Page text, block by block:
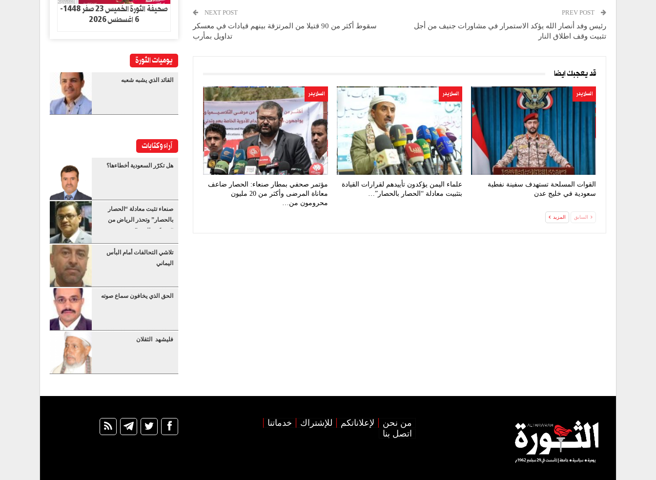
رئيس وفد أنصار الله يؤكد الاستمرار في مشاورات جنيف من أجل
تثبيت وقف اطلاق النار
NEXT POST
سقوط أكثر من 90 قتيلا من المرتزقة بينهم قيادات في معسكر
تداويل بمأرب
قد يعجبك ايضا
السلايدر
القوات المسلحة تستهدف سفينة نفطية
سعودية في خليج عدن
السلايدر
علماء اليمن يؤكدون تأييدهم لقرارات القيادة
بتثبيت معادلة “الحصار بالحصار”…
السلايدر
مؤتمر صحفي بمطار صنعاء: الحصار ضاعف
معاناة المرضى وأكثر من 20 مليون
محرومون من…
السابق المزيد
صحيفة الثورة الخميس 23 صفر 1448-
6 اغسطس 2026
يوميات الثورة
القائد الذي يشبه شعبه
آراء وكتابات
هل تكرّر السعودية أخطاءها؟
صنعاء تثبت معادلة “الحصار
بالحصار” وتحذر الرياض من
“عسكرة البحر”
تلاشي التحالفات أمام البأس
اليماني
الحق الذي يخافون سماع صوته
فليشهد الثقلان
من نحن لإعلاناتكم للإشتراك
خدماتنا
اتصل بنا